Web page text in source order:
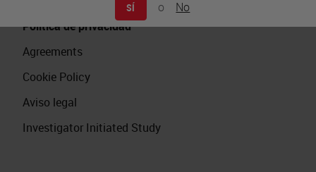
SÍ o No
Política de privacidad
Agreements
Cookie Policy
Aviso legal
Investigator Initiated Study